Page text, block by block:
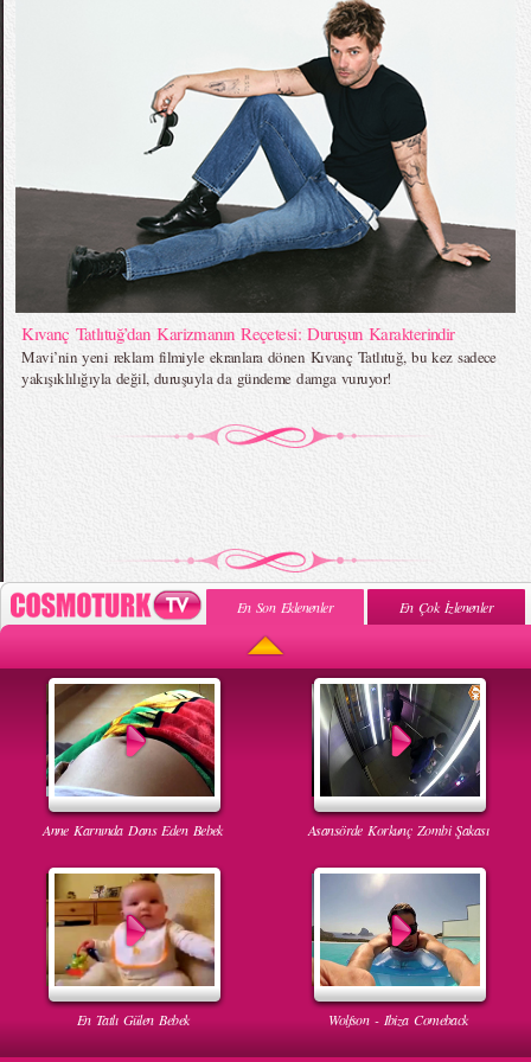
Kıvanç Tatlıtuğ’dan Karizmanın Reçetesi: Duruşun Karakterindir
Mavi’nin yeni reklam filmiyle ekranlara dönen Kıvanç Tatlıtuğ, bu kez sadece
yakışıklılığıyla değil, duruşuyla da gündeme damga vuruyor!
En Son Eklenenler En Çok İzlenenler
Anne Karnında Dans Eden Bebek Asansörde Korkunç Zombi Şakası
En Tatlı Gülen Bebek Wolfson - Ibiza Comeback